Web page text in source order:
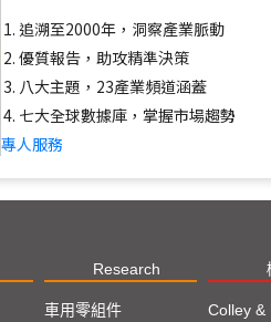
追溯至2000年，洞察產業脈動
優質報告，助攻精準決策
八大主題，23產業頻道涵蓋
七大全球數據庫，掌握市場趨勢
專人服務
Research
車用零組件
Colley &